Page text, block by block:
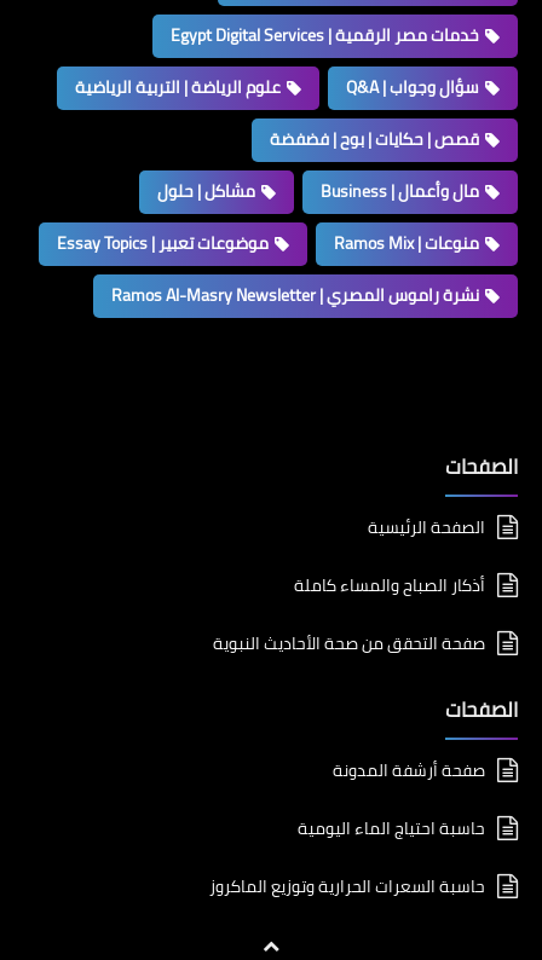
خدمات مصر الرقمية | Egypt Digital Services
سؤال وجواب | Q&A
علوم الرياضة | التربية الرياضية
قصص | حكايات | بوح | فضفضة
مال وأعمال | Business
مشاكل | حلول
منوعات | Ramos Mix
موضوعات تعبير | Essay Topics
نشرة راموس المصري | Ramos Al-Masry Newsletter
الصفحات
الصفحة الرئيسية
أذكار الصباح والمساء كاملة
صفحة التحقق من صحة الأحاديث النبوية
الصفحات
صفحة أرشفة المدونة
حاسبة احتياج الماء اليومية
حاسبة السعرات الحرارية وتوزيع الماكروز